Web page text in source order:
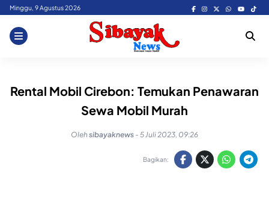
Skip
content
Minggu, 9 Agustus 2026
Rental Mobil Cirebon: Temukan Penawaran
Sewa Mobil Murah
Olehsibayaknews - 5 Juli 2023, 09:26
Bagikan: